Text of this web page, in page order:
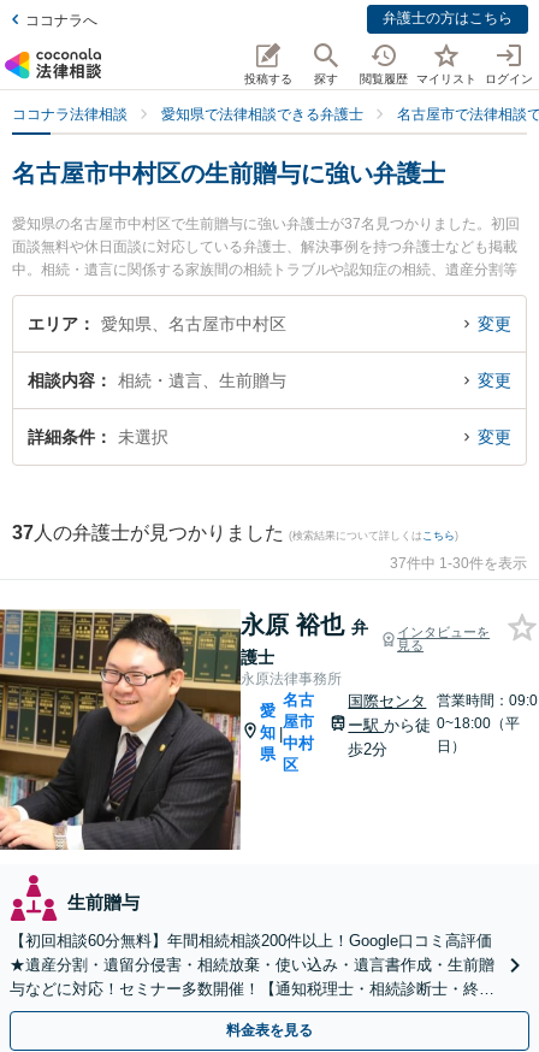
ココナラへ 弁護士の方はこちら
投稿する 探す 閲覧履歴 マイリスト ログイン
ココナラ法律相談 愛知県で法律相談できる弁護士 名古屋市で法律相談
名古屋市中村区の生前贈与に強い弁護士
愛知県の名古屋市中村区で生前贈与に強い弁護士が37名見つかりました。初回
面談無料や休日面談に対応している弁護士、解決事例を持つ弁護士なども掲載
中。相続・遺言に関係する家族間の相続トラブルや認知症の相続、遺産分割等
の細かな分野での絞り込み検索もでき便利です。特に永原法律事務所の永原 裕
也弁護士や弁護士法人名古屋大光法律事務所の森 智雄弁護士、ネクスパート法
贈与のトラブルを今すぐに弁護士に相談したい』『生前贈与のトラブル解決の
実績豊富な近くの弁護士を検索したい』『初回相談無料で生前贈与を法律相談
できる名古屋市中村区内の弁護士に相談予約したい』などでお困りの相談者さ
エリア 愛知県、名古屋市中村区 変更
相談内容 相続・遺言、生前贈与 変更
詳細条件 未選択 変更
37 人の弁護士が見つかりました (検索結果について詳しくは こちら)
37件中 1-30件を表示
永原 裕也 弁
護士
インタビューを
見る
永原法律事務所
愛
知
県
|
名古
屋市
中村
区
国際センタ
ー駅から徒
歩2分
営業時間：09:0
0~18:00（平
日）
生前贈与
【初回相談60分無料】年間相続相談200件以上！Google口コミ高評価
★遺産分割・遺留分侵害・相続放棄・使い込み・遺言書作成・生前贈
与などに対応！セミナー多数開催！【通知税理士・相続診断士・終活
カウンセラー】【国際センター駅徒歩3分】
料金表を見る